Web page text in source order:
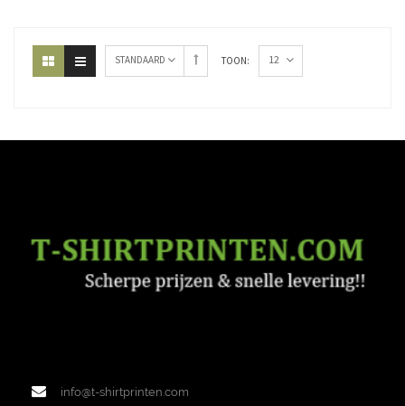
STANDAARD TOON: 12
info@t-shirtprinten.com